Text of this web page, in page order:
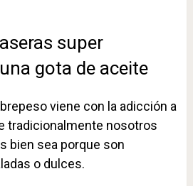
super
gota de aceite
viene con la adicción a
tradicionalmente nosotros
bien sea porque son
o dulces.